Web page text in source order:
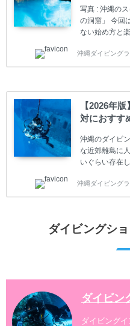
体)によってラ
容に違いがあ
写真 : 沖縄の
の洞窟」 今回
ない始め方と
やまだ始めて
スキューバダ
ててしまうと
ダイビングが
うかもしれま
のリスクがあ
危険な思いを
ダイビング...
沖縄ダイビング
【2026年
対におすす
沖縄のダイビ
な近郊離島に
いぐらい存在
グスポットを
は北谷町、嘉
案内しており
沖縄ダイビング
ダイビングシ
ダイビン
ダイビング